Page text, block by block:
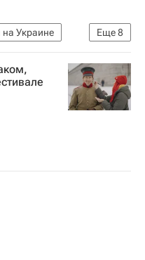
Еще8
Украине
Россия